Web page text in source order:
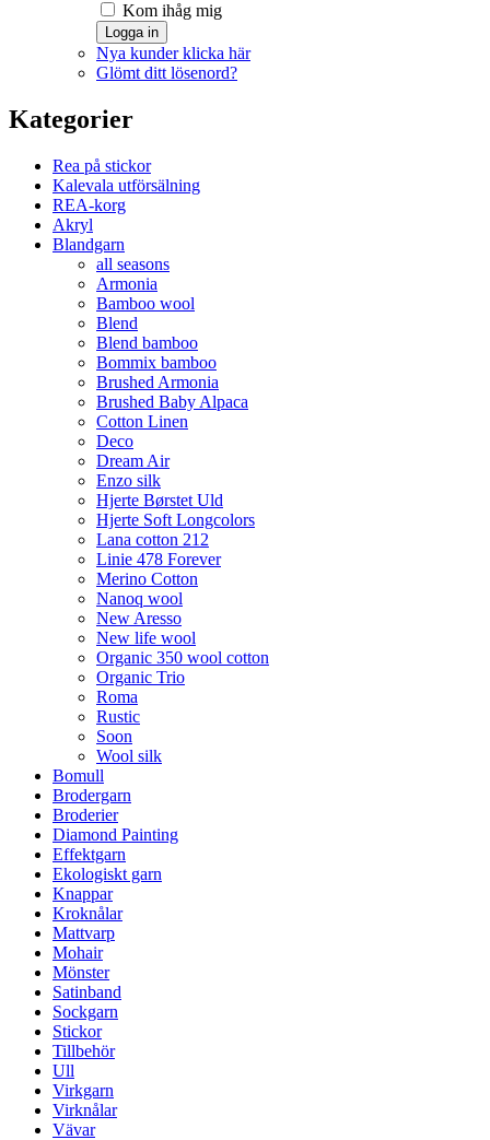
Kom ihåg mig
Logga in
Nya kunder klicka här
Glömt ditt lösenord?
Kategorier
Rea på stickor
Kalevala utförsälning
REA-korg
Akryl
Blandgarn
all seasons
Armonia
Bamboo wool
Blend
Blend bamboo
Bommix bamboo
Brushed Armonia
Brushed Baby Alpaca
Cotton Linen
Deco
Dream Air
Enzo silk
Hjerte Børstet Uld
Hjerte Soft Longcolors
Lana cotton 212
Linie 478 Forever
Merino Cotton
Nanoq wool
New Aresso
New life wool
Organic 350 wool cotton
Organic Trio
Roma
Rustic
Soon
Wool silk
Bomull
Brodergarn
Broderier
Diamond Painting
Effektgarn
Ekologiskt garn
Knappar
Kroknålar
Mattvarp
Mohair
Mönster
Satinband
Sockgarn
Stickor
Tillbehör
Ull
Virkgarn
Virknålar
Vävar